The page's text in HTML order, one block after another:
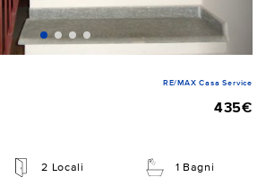
RE/MAX Casa Service
435€
2 Locali 1 Bagni